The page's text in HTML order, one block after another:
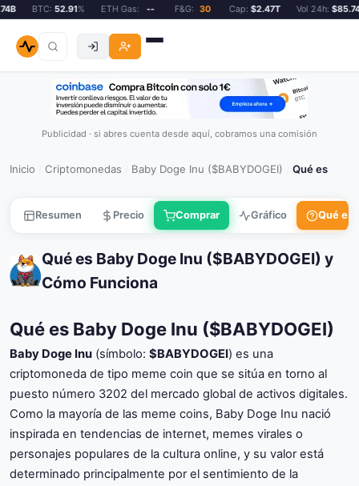
BTC:52.91% ETH Gas: -- F&G: 30 Cap:$2.47T Vol 24h:$85.74B
Publicidad · si abres cuenta desde aquí, cobramos una comisión
Inicio Criptomonedas Baby Doge Inu ($BABYDOGEI) Qué es
Resumen Precio Comprar Gráfico Qué es
Qué es Baby Doge Inu ($BABYDOGEI) y
Cómo Funciona
Qué es Baby Doge Inu ($BABYDOGEI)
Baby Doge Inu (símbolo: $BABYDOGEI) es una
criptomoneda de tipo meme coin que se sitúa en torno al
puesto número 3202 del mercado global de activos digitales.
Como la mayoría de las meme coins, Baby Doge Inu nació
inspirada en tendencias de internet, memes virales o
personajes populares de la cultura online, y su valor está
determinado principalmente por el sentimiento de la